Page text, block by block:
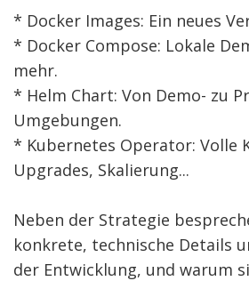
* Docker Images: Ein neues
* Docker Compose: Lokale
mehr.
* Helm Chart: Von Demo- zu
Umgebungen.
* Kubernetes Operator: Volle
Upgrades, Skalierung...
Neben der Strategie
konkrete, technische Details
der Entwicklung, und warum